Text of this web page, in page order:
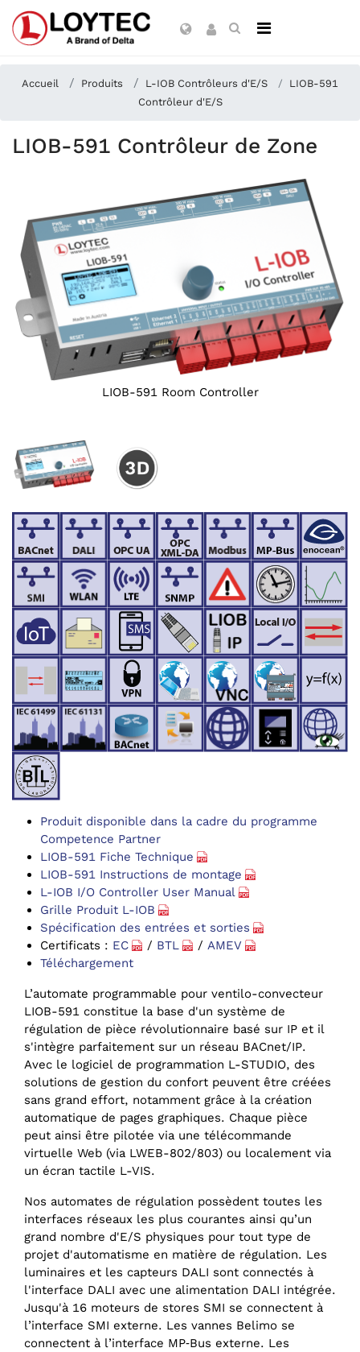
Accueil Produits L-IOB Contrôleurs d'E/S
LIOB-591
Contrôleur d'E/S
LIOB-591 Contrôleur de Zone
LIOB-591 Room Controller
Produit disponible dans la cadre du programme
Competence Partner
LIOB-591 Fiche Technique
LIOB-591 Instructions de montage
L-IOB I/O Controller User Manual
Grille Produit L-IOB
Spécification des entrées et sorties
Certificats : EC / BTL / AMEV
Téléchargement
L’automate programmable pour ventilo-convecteur
LIOB-591 constitue la base d'un système de
régulation de pièce révolutionnaire basé sur IP et il
s'intègre parfaitement sur un réseau BACnet/IP.
Avec le logiciel de programmation L-STUDIO, des
solutions de gestion du confort peuvent être créées
sans grand effort, notamment grâce à la création
automatique de pages graphiques. Chaque pièce
peut ainsi être pilotée via une télécommande
virtuelle Web (via LWEB-802/803) ou localement via
un écran tactile L-VIS.
Nos automates de régulation possèdent toutes les
interfaces réseaux les plus courantes ainsi qu’un
grand nombre d'E/S physiques pour tout type de
projet d'automatisme en matière de régulation. Les
luminaires et les capteurs DALI sont connectés à
l'interface DALI avec une alimentation DALI intégrée.
Jusqu'à 16 moteurs de stores SMI se connectent à
l’interface SMI externe. Les vannes Belimo se
connectent à l’interface MP‑Bus externe. Les